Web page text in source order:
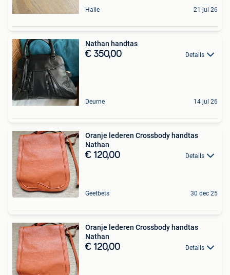
Halle 21 jul 26
Nathan handtas
€ 350,00 Details
Deurne 14 jul 26
Oranje lederen Crossbody handtas
Nathan
€ 120,00 Details
Geetbets 30 dec 25
Oranje lederen Crossbody handtas
Nathan
€ 120,00 Details